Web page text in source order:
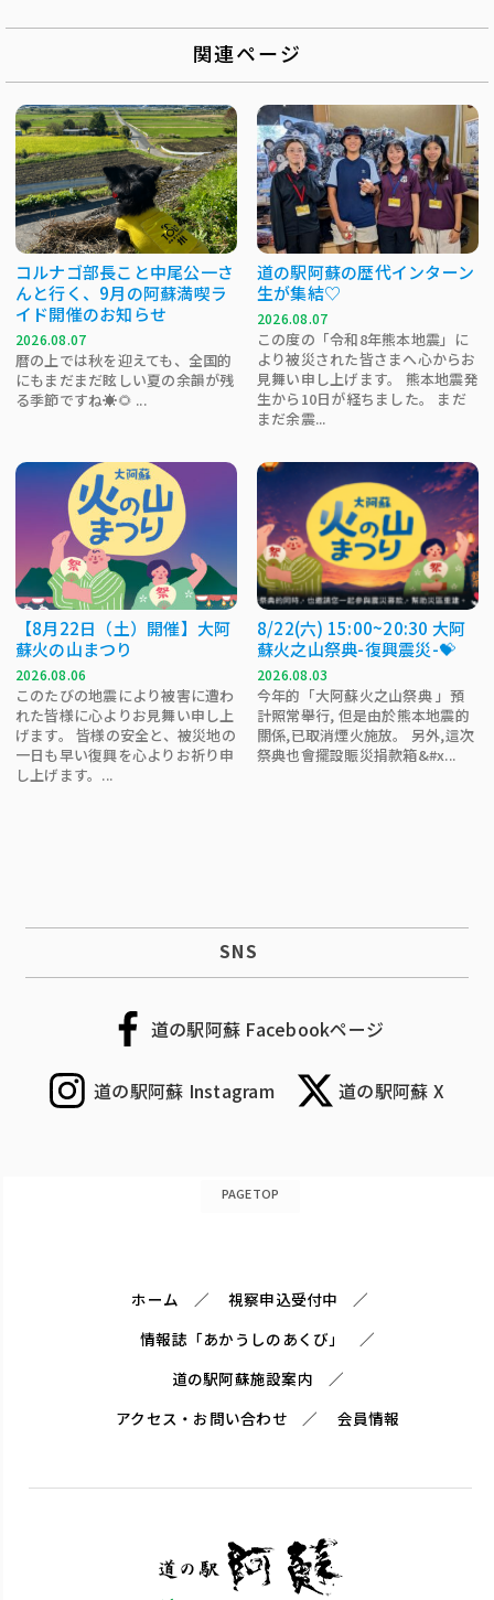
関連ページ
コルナゴ部長こと中尾公一さ
んと行く、9月の阿蘇満喫ラ
イド開催のお知らせ
2026.08.07
暦の上では秋を迎えても、全国的
にもまだまだ眩しい夏の余韻が残
る季節ですね☀️🌻 ...
道の駅阿蘇の歴代インターン
生が集結♡
2026.08.07
この度の「令和8年熊本地震」に
より被災された皆さまへ心からお
見舞い申し上げます。 熊本地震発
生から10日が経ちました。 まだ
まだ余震...
【8月22日（土）開催】大阿
蘇火の山まつり
2026.08.06
このたびの地震により被害に遭わ
れた皆様に心よりお見舞い申し上
げます。 皆様の安全と、被災地の
一日も早い復興を心よりお祈り申
し上げます。...
8/22(六) 15:00~20:30 大阿
蘇火之山祭典-復興震災-💝
2026.08.03
今年的「大阿蘇火之山祭典 」預
計照常舉行, 但是由於熊本地震的
關係,已取消煙火施放。 另外,這次
祭典也會擺設賑災捐款箱&#x...
SNS
道の駅阿蘇 Facebookページ
道の駅阿蘇 Instagram 道の駅阿蘇 X
PAGETOP
ホーム
視察申込受付中
情報誌「あかうしのあくび」
道の駅阿蘇施設案内
アクセス・お問い合わせ
会員情報